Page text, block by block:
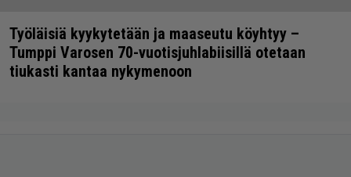
Työläisiä kyykytetään ja maaseutu köyhtyy –
Tumppi Varosen 70-vuotisjuhlabiisillä otetaan
tiukasti kantaa nykymenoon